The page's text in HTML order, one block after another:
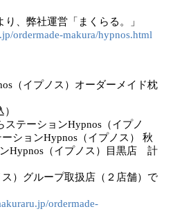
、弊社運営「まくらる。」
ordermade-makura/hypnos.html
（イプノス）オーダーメイド枕
テーションHypnos（イプノ
ションHypnos（イプノス） 秋
Hypnos（イプノス）目黒店 計
）グループ取扱店（２店舗）で
ordermade-